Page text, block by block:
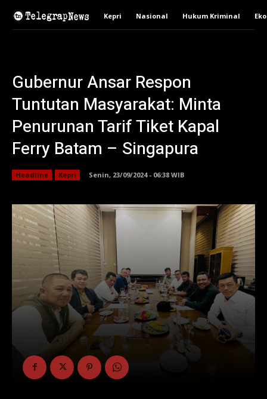
Kepri Nasional Hukum Kriminal
Gubernur Ansar Respon
Tuntutan Masyarakat: Minta
Penurunan Tarif Tiket Kapal
Ferry Batam – Singapura
Headline Kepri Senin, 23/09/2024 - 06:38 WIB